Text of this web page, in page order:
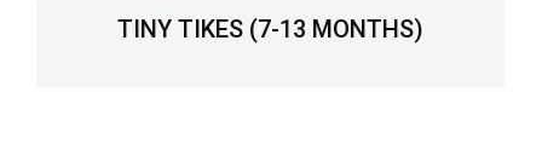
TINY TIKES (7-13 MONTHS)